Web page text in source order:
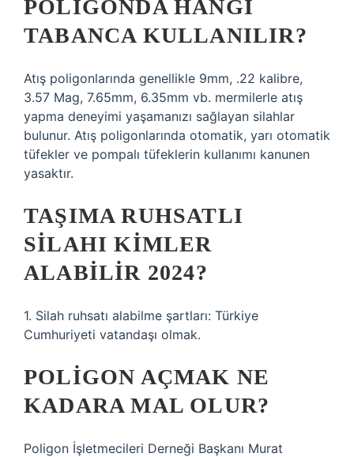
POLIGONDA HANGI
TABANCA KULLANILIR?
Atış poligonlarında genellikle 9mm, .22 kalibre,
3.57 Mag, 7.65mm, 6.35mm vb. mermilerle atış
yapma deneyimi yaşamanızı sağlayan silahlar
bulunur. Atış poligonlarında otomatik, yarı otomatik
tüfekler ve pompalı tüfeklerin kullanımı kanunen
yasaktır.
TAŞIMA RUHSATLI
SILAHI KIMLER
ALABILIR 2024?
1. Silah ruhsatı alabilme şartları: Türkiye
Cumhuriyeti vatandaşı olmak.
POLIGON AÇMAK NE
KADARA MAL OLUR?
Poligon İşletmecileri Derneği Başkanı Murat